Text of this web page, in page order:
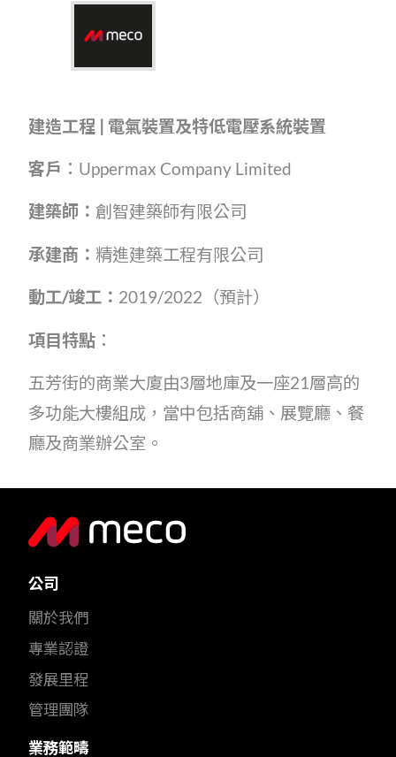
建造工程 電氣裝置及特低電壓系統裝置
客戶︰ Uppermax Company Limited
建築師： 創智建築師有限公司
承建商： 精進建築工程有限公司
動工/竣工： 2019/2022（預計）
項目特點︰
五芳街的商業大廈由3層地庫及一座21層高的
多功能大樓組成，當中包括商舖、展覽廳、餐
廳及商業辦公室。
公司
關於我們
專業認證
發展里程
管理團隊
業務範疇